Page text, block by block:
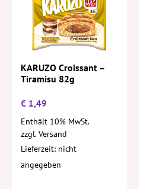
KARUZO Croissant –
Tiramisu 82g
€ 1,49
Enthält 10% MwSt.
zzgl.Versand
Lieferzeit: nicht
angegeben